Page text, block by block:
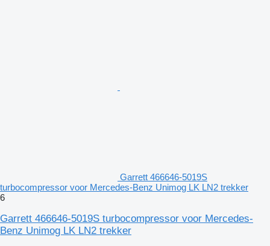
Garrett 466646-5019S
turbocompressor voor Mercedes-Benz Unimog LK LN2 trekker
6
Garrett 466646-5019S turbocompressor voor Mercedes-
Benz Unimog LK LN2 trekker